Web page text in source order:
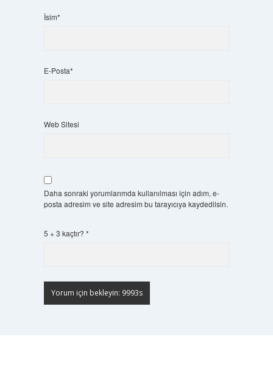
İsim*
E-Posta*
Web Sitesi
Daha sonraki yorumlarımda kullanılması için adım, e-
posta adresim ve site adresim bu tarayıcıya kaydedilsin.
5 + 3 kaçtır? *